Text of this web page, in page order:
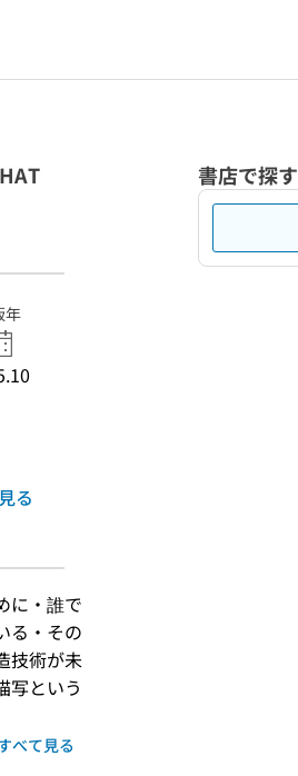
年
る
に・誰で
る・その
技術が未
写という
べて見る
書店で探す